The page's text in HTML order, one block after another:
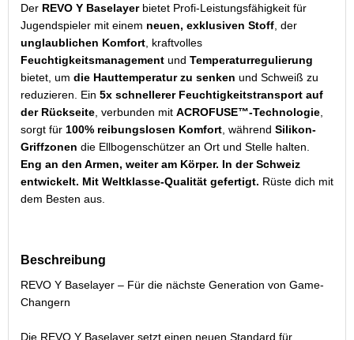
Der REVO Y Baselayerbietet Profi-Leistungsfähigkeit für
Jugendspieler mit einem neuen, exklusiven Stoff , der
unglaublichen Komfort , kraftvolles
Feuchtigkeitsmanagement und Temperaturregulierung
bietet, um die Hauttemperatur zu senken und Schweiß zu
reduzieren. Ein 5x schnellerer Feuchtigkeitstransport auf
der Rückseite , verbunden mit ACROFUSE™-Technologie
sorgt für 100% reibungslosen Komfort , während Silikon-
Griffzonen die Ellbogenschützer an Ort und Stelle halten.
Eng an den Armen, weiter am Körper. In der Schweiz
entwickelt. Mit Weltklasse-Qualität gefertigt. Rüste dich mit
dem Besten aus.
Beschreibung
REVO Y Baselayer – Für die nächste Generation von Game-
Changern
Die REVO Y Baselayer setzt einen neuen Standard für